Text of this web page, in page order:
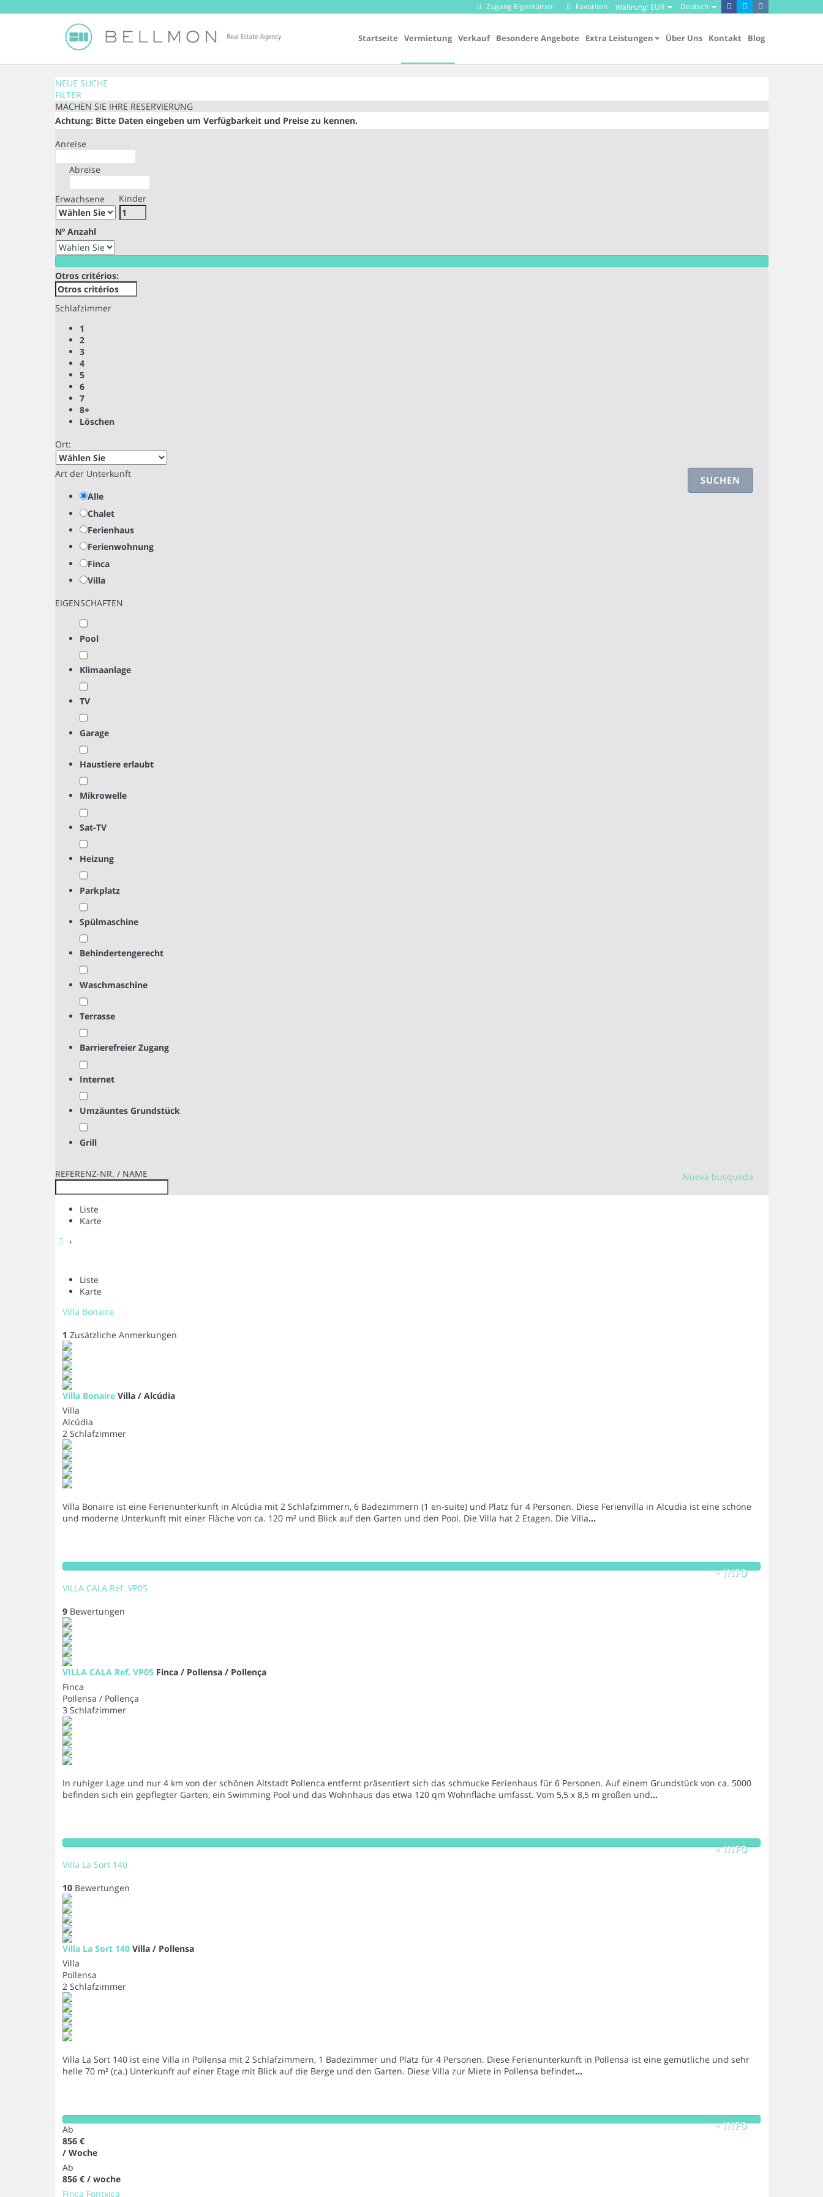
Deutsch
Währung: EUR
Favoriten
Zugang Eigentümer
Startseite Vermietung Verkauf Besondere Angebote Extra Leistungen Über Uns Kontakt Blog
NEUE SUCHE
FILTER
MACHEN SIE IHRE RESERVIERUNG
Achtung: Bitte Daten eingeben um Verfügbarkeit und Preise zu kennen.
Anreise
Abreise
Erwachsene Kinder
Nº Anzahl
Otros critérios:
Schlafzimmer
1
2
3
4
5
6
7
8+
Löschen
Ort:
SUCHEN
Art der Unterkunft
Alle
Chalet
Ferienhaus
Ferienwohnung
Finca
Villa
EIGENSCHAFTEN
Pool
Klimaanlage
TV
Garage
Haustiere erlaubt
Mikrowelle
Sat-TV
Heizung
Parkplatz
Spülmaschine
Behindertengerecht
Waschmaschine
Terrasse
Barrierefreier Zugang
Internet
Umzäuntes Grundstück
Grill
Nueva busqueda
REFERENZ-NR. / NAME
Liste
Karte
›
Liste
Karte
Villa Bonaire
1 Zusätzliche Anmerkungen
Villa Bonaire Villa / Alcúdia
Villa
Alcúdia
2 Schlafzimmer
Villa Bonaire ist eine Ferienunterkunft in Alcúdia mit 2 Schlafzimmern, 6 Badezimmern (1 en-suite) und Platz für 4 Personen. Diese Ferienvilla in Alcudia ist eine schöne
und moderne Unterkunft mit einer Fläche von ca. 120 m² und Blick auf den Garten und den Pool. Die Villa hat 2 Etagen. Die Villa...
+ INFO
VILLA CALA Ref. VP05
9 Bewertungen
VILLA CALA Ref. VP05 Finca / Pollensa / Pollença
Finca
Pollensa / Pollença
3 Schlafzimmer
In ruhiger Lage und nur 4 km von der schönen Altstadt Pollenca entfernt präsentiert sich das schmucke Ferienhaus für 6 Personen. Auf einem Grundstück von ca. 5000
befinden sich ein gepflegter Garten, ein Swimming Pool und das Wohnhaus das etwa 120 qm Wohnfläche umfasst. Vom 5,5 x 8,5 m großen und...
+ INFO
Villa La Sort 140
10 Bewertungen
Villa La Sort 140 Villa / Pollensa
Villa
Pollensa
2 Schlafzimmer
Villa La Sort 140 ist eine Villa in Pollensa mit 2 Schlafzimmern, 1 Badezimmer und Platz für 4 Personen. Diese Ferienunterkunft in Pollensa ist eine gemütliche und sehr
helle 70 m² (ca.) Unterkunft auf einer Etage mit Blick auf die Berge und den Garten. Diese Villa zur Miete in Pollensa befindet...
+ INFO
Ab
856 €
/ Woche
Ab
856 € / woche
Finca Fontxica